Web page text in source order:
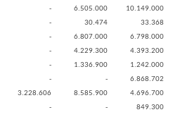
- 6.505.000 10.149.000
- 30.474 33.368
- 6.807.000 6.798.000
- 4.229.300 4.393.200
- 1.336.900 1.242.000
- - 6.868.702
3.228.606 8.585.900 4.696.700
- - 849.300